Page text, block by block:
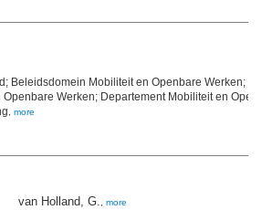
Beleidsdomein Mobiliteit en Openbare Werken;
Werken; Departement Mobiliteit en
, more
van Holland, G., more